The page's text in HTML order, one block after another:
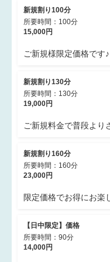
新規割り100分
所要時間：100分
15,000円
ご新規様限定価格です♪
新規割り130分
所要時間：130分
19,000円
ご新規料金で普段より
新規割り160分
所要時間：160分
23,000円
限定価格でお得にお楽
【日中限定】価格
所要時間：90分
14,000円